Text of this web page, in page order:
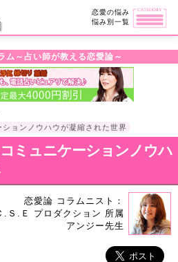
恋愛の悩み
悩み別一覧
ム～占い師が教える恋愛論～
ョンノウハウが凝縮された世界
ミュニケーションノウハ
恋愛論 コラムニスト：
.Ｓ.Ｅ プロダクション 所属
アンジー先生